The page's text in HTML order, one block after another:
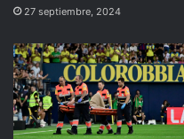
27 septiembre, 2024